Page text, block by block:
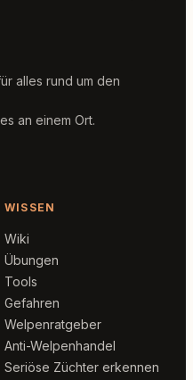
alles rund um den
an einem Ort.
WISSEN
Wiki
Übungen
Tools
Gefahren
Welpenratgeber
Anti-Welpenhandel
Seriöse Züchter erkennen